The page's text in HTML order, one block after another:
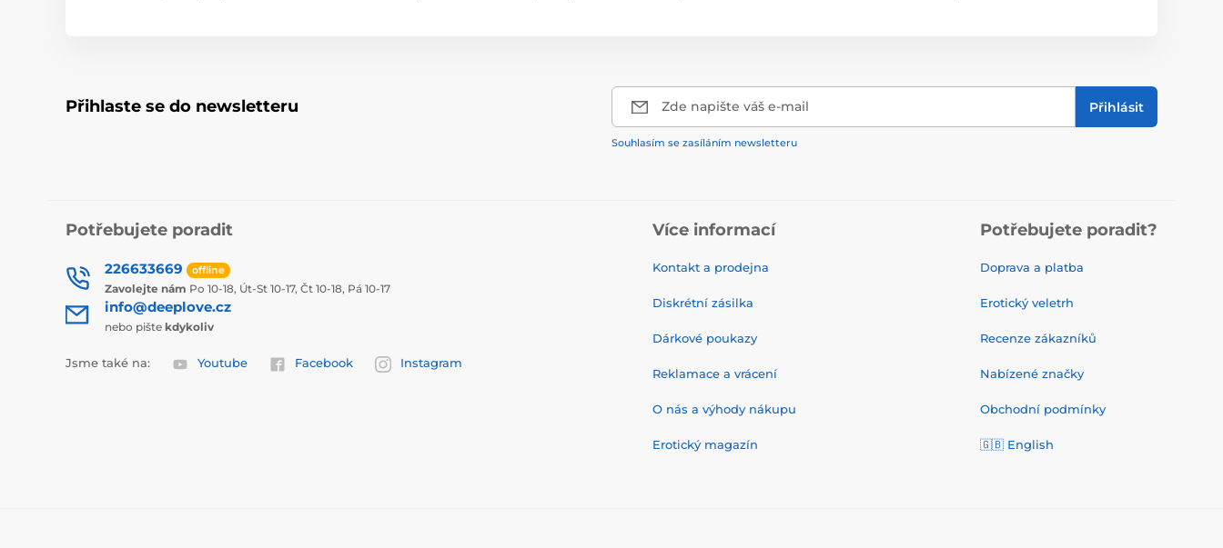
Přihlaste se do newsletteru Zde napište váš e-mail Přihlásit
Souhlasím se zasíláním newsletteru
Potřebujete poradit
226633669 offline
Zavolejte nám Po 10-18, Út-St 10-17, Čt 10-18, Pá 10-17
info@deeplove.cz
nebo pište kdykoliv
Jsme také na: Youtube Facebook Instagram
Více informací
Kontakt a prodejna
Diskrétní zásilka
Dárkové poukazy
Reklamace a vrácení
O nás a výhody nákupu
Erotický magazín
Potřebujete poradit?
Doprava a platba
Erotický veletrh
Recenze zákazníků
Nabízené značky
Obchodní podmínky
🇬🇧 English